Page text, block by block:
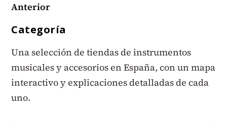
Anterior
Categoría
Una selección de tiendas de instrumentos
musicales y accesorios en España, con un mapa
interactivo y explicaciones detalladas de cada
uno.